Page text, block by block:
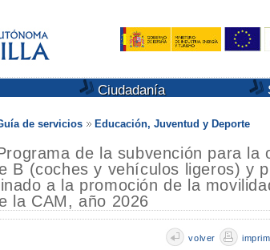
Ciudadanía
de servicios Educación, Juventud y Deporte
de la subvención para la
B (coches y vehículos ligeros) y
a la promoción de la
la CAM, año 2026
volver